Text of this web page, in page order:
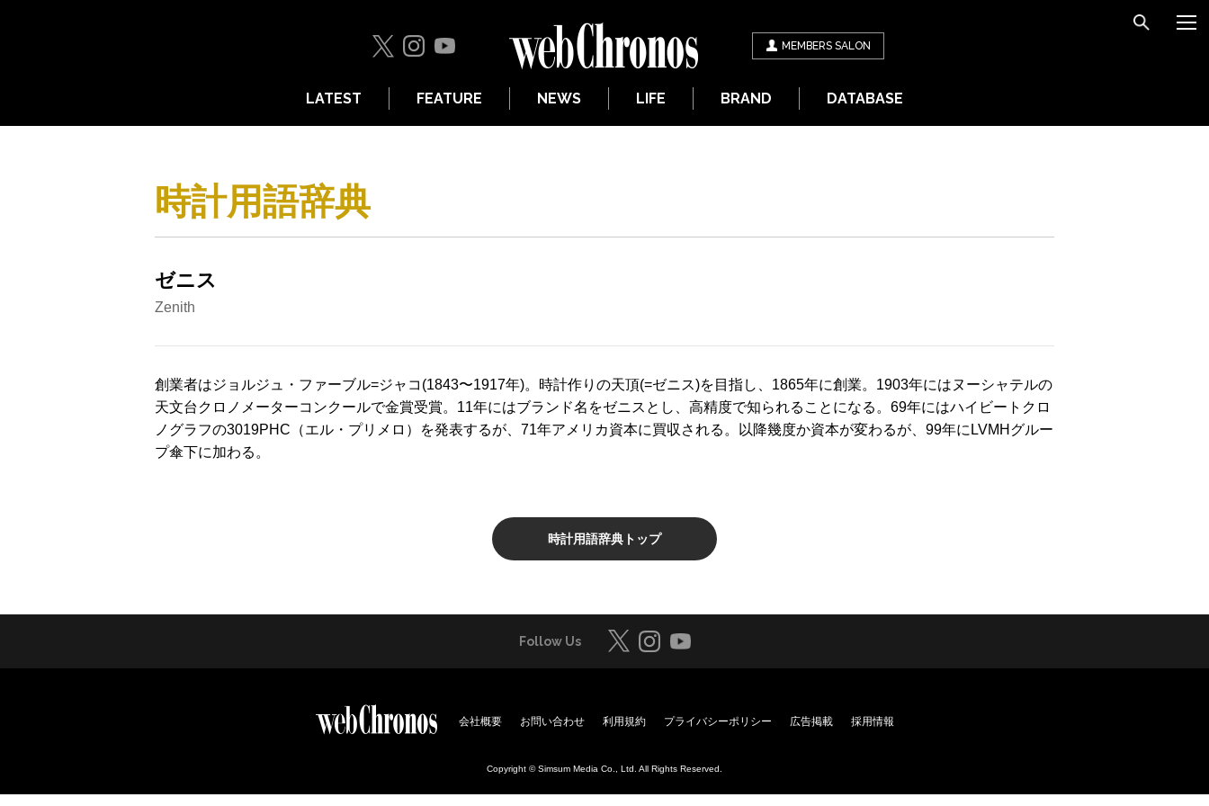
MEMBERS SALON
LATEST FEATURE NEWS LIFE BRAND DATABASE
時計用語辞典
ゼニス
Zenith
創業者はジョルジュ・ファーブル=ジャコ(1843〜1917年)。時計作りの天頂(=ゼニス)を目指し、1865年に創業。1903年にはヌーシャテルの
天文台クロノメーターコンクールで金賞受賞。11年にはブランド名をゼニスとし、高精度で知られることになる。69年にはハイビートクロ
ノグラフの3019PHC（エル・プリメロ）を発表するが、71年アメリカ資本に買収される。以降幾度か資本が変わるが、99年にLVMHグルー
プ傘下に加わる。
時計用語辞典トップ
Follow Us
会社概要 お問い合わせ 利用規約 プライバシーポリシー 広告掲載 採用情報
Copyright © Simsum Media Co., Ltd. All Rights Reserved.